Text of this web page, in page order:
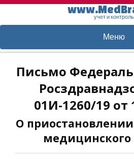
учет и контроль
Меню
Письмо
01И-1260/19 от
О